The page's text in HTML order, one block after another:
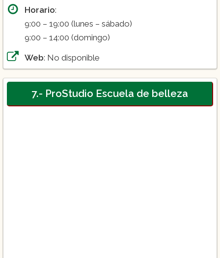
Horario:
9:00 – 19:00 (lunes – sábado)
9:00 – 14:00 (domingo)
Web: No disponible
7.- ProStudio Escuela de belleza